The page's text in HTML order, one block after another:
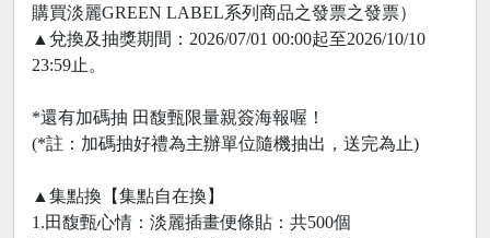
購買淡麗GREEN LABEL系列商品之發票之發票）
▲兌換及抽獎期間：2026/07/01 00:00起至2026/10/10
23:59止。
*還有加碼抽 田馥甄限量親簽海報喔！
(*註：加碼抽好禮為主辦單位隨機抽出，送完為止)
▲集點換【集點自在換】
1.田馥甄心情：淡麗插畫便條貼：共500個